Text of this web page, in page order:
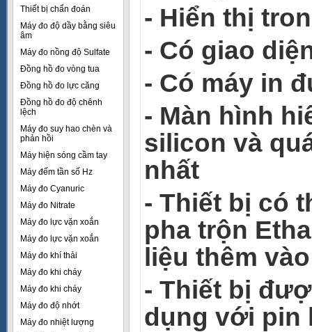
Thiết bị chẩn đoán
Máy đo độ dầy bằng siêu
âm
Máy đo nồng độ Sulfate
Đồng hồ đo vòng tua
Đồng hồ đo lực căng
Đồng hồ đo độ chênh
lệch
Máy đo suy hao chèn và
phản hồi
Máy hiện sóng cầm tay
Máy đếm tần số Hz
Máy đo Cyanuric
Máy đo Nitrate
Máy đo lực vặn xoắn
Máy đo lực vặn xoắn
Máy đo khí thải
Máy đo khi cháy
Máy đo khi cháy
Máy đo độ nhớt
Máy đo nhiệt lượng
- Hiển thị
- Có giao
- Có máy in
- Màn hình
silicon và
nhất
- Thiết bị có
pha trộn
liệu thêm vào
- Thiết bị
dụng với pin